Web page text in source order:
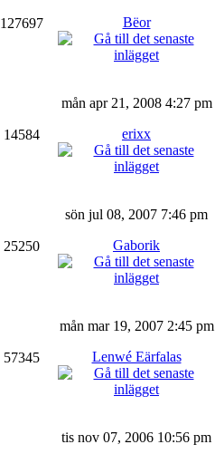
127697
Bëor
14584
mån apr 21, 2008 4:27 pm
erixx
25250
sön jul 08, 2007 7:46 pm
Gaborik
57345
mån mar 19, 2007 2:45 pm
Lenwé Eärfalas
tis nov 07, 2006 10:56 pm